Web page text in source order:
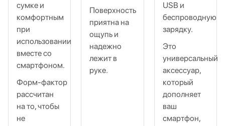
сумке и
комфортным
при
использовании
вместе со
смартфоном.
Форм‑фактор
рассчитан
на то, чтобы
не
Поверхность
приятна на
ощупь и
надежно
лежит в
руке.
USB и
беспроводную
зарядку.
Это
универсальный
аксессуар,
который
дополняет
ваш
смартфон,